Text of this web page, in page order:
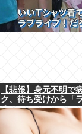
【悲報】身元不明で
ク、待ち受けから「
るwww